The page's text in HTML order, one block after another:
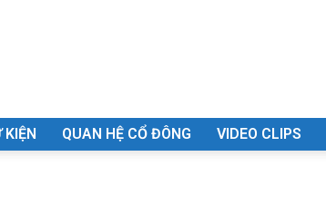
KIỆN QUAN HỆ CỔ ĐÔNG VIDEO CLIPS